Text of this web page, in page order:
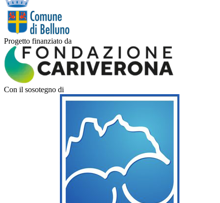
Progetto finanziato da
Con il sosotegno di